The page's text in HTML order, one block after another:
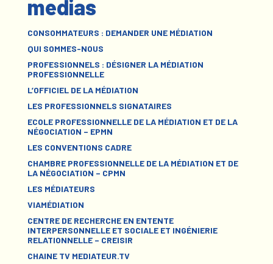
medias
CONSOMMATEURS : DEMANDER UNE MÉDIATION
QUI SOMMES-NOUS
PROFESSIONNELS : DÉSIGNER LA MÉDIATION
PROFESSIONNELLE
L’OFFICIEL DE LA MÉDIATION
LES PROFESSIONNELS SIGNATAIRES
ECOLE PROFESSIONNELLE DE LA MÉDIATION ET DE LA
NÉGOCIATION – EPMN
LES CONVENTIONS CADRE
CHAMBRE PROFESSIONNELLE DE LA MÉDIATION ET DE
LA NÉGOCIATION – CPMN
LES MÉDIATEURS
VIAMÉDIATION
CENTRE DE RECHERCHE EN ENTENTE
INTERPERSONNELLE ET SOCIALE ET INGÉNIERIE
RELATIONNELLE – CREISIR
CHAINE TV MEDIATEUR.TV